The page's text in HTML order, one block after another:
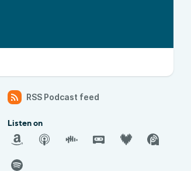
RSS Podcast feed
Listen on